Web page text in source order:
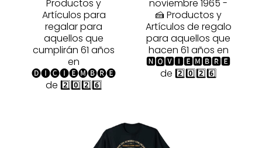
Productos y
Artículos para
regalar para
aquellos que
cumplirán 61 años
en
🅓🅘🅒🅘🅔🅜🅑🅡🅔
de 2️⃣0️⃣2️⃣6️⃣
noviembre 1965 -
🍰 Productos y
Artículos de regalo
para aquellos que
hacen 61 años en
🅽🅾🆅🅸🅴🅼🅱🆁🅴
de 2️⃣0️⃣2️⃣6️⃣